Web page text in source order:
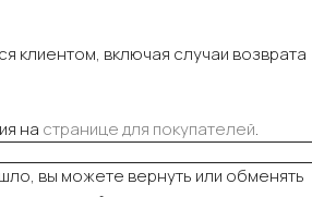
клиентом, включая случаи возврата
на странице для покупателей.
вы можете вернуть или обменять